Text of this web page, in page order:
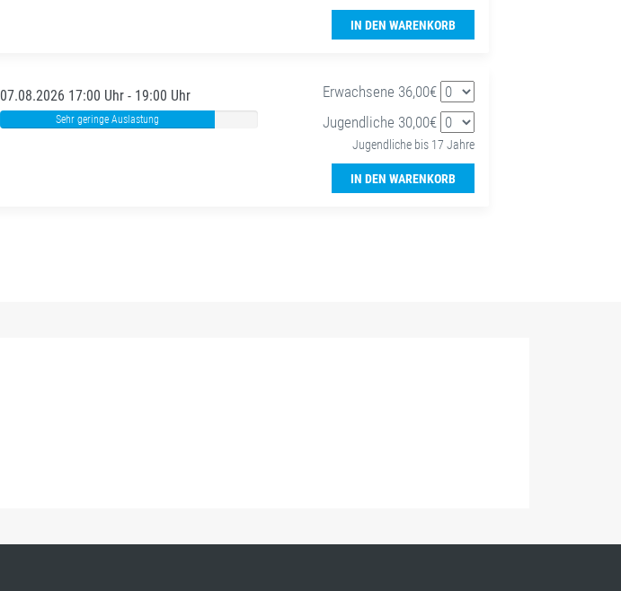
IN DEN WARENKORB
07.08.2026 17:00 Uhr - 19:00 Uhr
Sehr geringe Auslastung
Erwachsene 36,00€
Jugendliche 30,00€
Jugendliche bis 17 Jahre
IN DEN WARENKORB